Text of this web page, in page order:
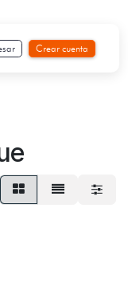
Crear cuenta